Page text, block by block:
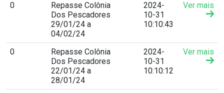
0
Repasse Colônia
Dos Pescadores
29/01/24 a
04/02/24
2024-
10-31
10:10:43
Ver mais
0
Repasse Colônia
Dos Pescadores
22/01/24 a
28/01/24
2024-
10-31
10:10:12
Ver mais